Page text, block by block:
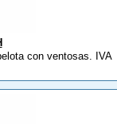
con ventosas. IVA